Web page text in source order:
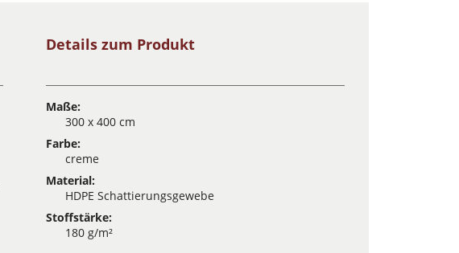
Details zum Produkt
Maße:
300 x 400 cm
Farbe:
creme
Material:
HDPE Schattierungsgewebe
Stoffstärke:
180 g/m²